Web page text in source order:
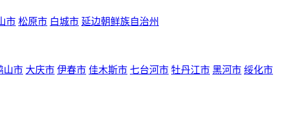
市 松原市 白城市 延边朝鲜族自治州
山市 大庆市 伊春市 佳木斯市 七台河市 牡丹江市 黑河市 绥化市